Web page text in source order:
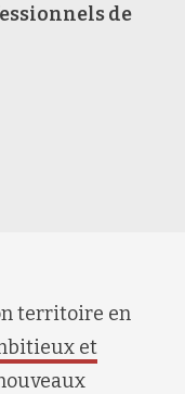
de
territoire en
et